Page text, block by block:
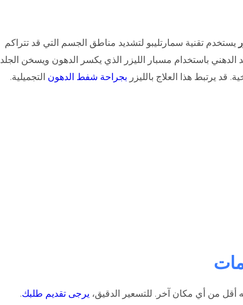
يستخدم تقنية سمارتليبو لتشديد مناطق الجسم التي قد تتراكم
باستخدام مسبار الليزر الذي يكسر الدهون ويسخن الجلد
يرتبط هذا العلاج بالليزر بجراحة شفط الدهون التجميلية.
من أي مكان آخر. للتسعير الدقيق، يرجى تقديم طلبك.